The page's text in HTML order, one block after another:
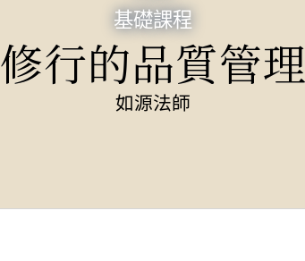
基礎課程
修行的品質管理
如源法師